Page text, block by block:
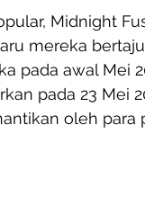
Midnight
mereka
pada awal Mei
pada 23 Mei
oleh para